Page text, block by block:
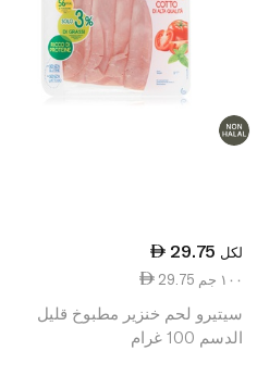
29.75 لكل
29.75 ١٠٠ جم
سيتيرو لحم خنزير مطبوخ قليل
الدسم 100 غرام